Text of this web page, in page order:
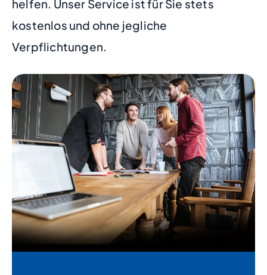
helfen. Unser Service ist für Sie stets
kostenlos und ohne jegliche
Verpflichtungen.